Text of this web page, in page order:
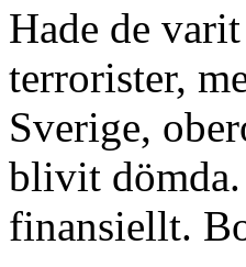
Hade de
terrorister,
Sverige,
blivit
finansiellt.